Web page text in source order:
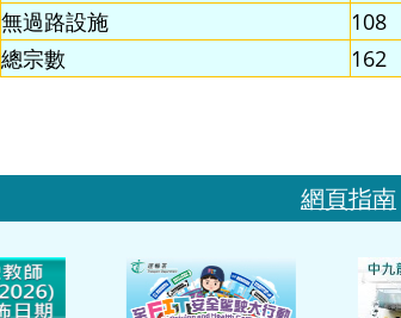
無過路設施
108
總宗數
162
網頁指南